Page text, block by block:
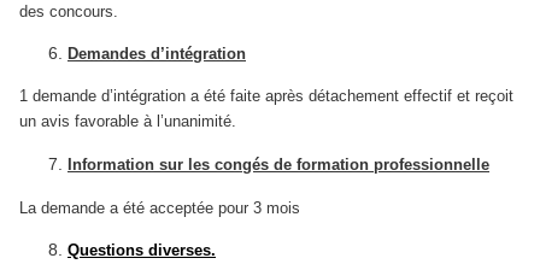
des concours.
Demandes d’intégration
1 demande d’intégration a été faite après détachement effectif et reçoit
un avis favorable à l’unanimité.
Information sur les congés de formation professionnelle
La demande a été acceptée pour 3 mois
Questions diverses.